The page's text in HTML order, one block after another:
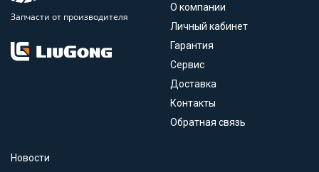
Запчасти от производителя
О компании
Личный кабинет
Гарантия
Сервис
Доставка
Контакты
Обратная связь
Новости